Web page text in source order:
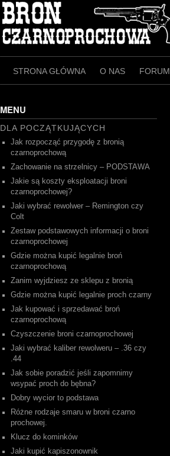
STRONA GŁÓWNA O NAS FORUM
MENU
DLA POCZĄTKUJĄCYCH
Jak rozpocząć przygodę z bronią
czarnoprochową
Zachowanie na strzelnicy – PODSTAWA
Jakie są koszty eksploatacji broni
czarnoprochowej?
Jaki wybrać rewolwer – Remington czy
Colt
Zestaw podstawowych informacji o broni
czarnoprochowej
Gdzie można kupić legalnie broń
czarnoprochową
Zanim wyjdziesz ze sklepu z bronią
Gdzie można kupić legalnie proch czarny
Jak kupować i sprzedawać broń
czarnoprochową
Czyszczenie broni czarnoprochowej
Jaki wybrać kaliber rewolweru – .36 czy
.44
Jak sobie poradzić jeśli zapomnimy
wsypać proch do bębna?
Dobry wycior to podstawa
Różne rodzaje smaru w broni czarno
prochowej.
Klucz do kominków
Jaki kupić kapiszonownik